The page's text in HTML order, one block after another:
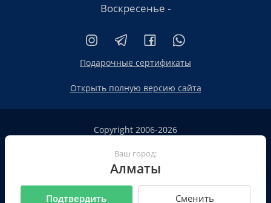
Воскресенье -
Подарочные сертификаты
Открыть полную версию сайта
Copyright 2006-2026
Сайт не является публичной офертой
Пользовательское соглашение
Политика конфиденциальности
Ваш город:
Алматы
Подтвердить Сменить